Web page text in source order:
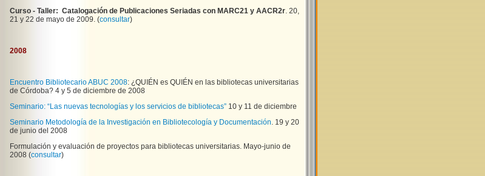
Curso - Taller: Catalogación de Publicaciones Seriadas con MARC21 y AACR2r. 20,
21 y 22 de mayo de 2009. (consultar)
2008
Encuentro Bibliotecario ABUC 2008: ¿QUIÉN es QUIÉN en las bibliotecas universitarias
de Córdoba? 4 y 5 de diciembre de 2008
Seminario: “Las nuevas tecnologías y los servicios de bibliotecas”10 y 11 de diciembre
Seminario Metodología de la Investigación en Bibliotecología y Documentación. 19 y 20
de junio del 2008
Formulación y evaluación de proyectos para bibliotecas universitarias. Mayo-junio de
2008 (consultar)